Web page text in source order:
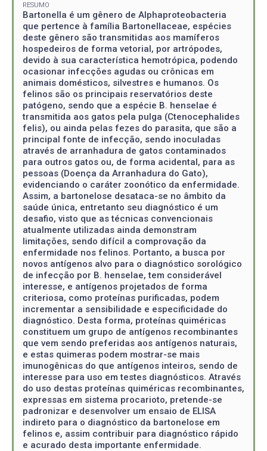
RESUMO
Bartonella é um gênero de Alphaproteobacteria
que pertence à família Bartonellaceae, espécies
deste gênero são transmitidas aos mamíferos
hospedeiros de forma vetorial, por artrópodes,
devido à sua característica hemotrópica, podendo
ocasionar infecções agudas ou crônicas em
animais domésticos, silvestres e humanos. Os
felinos são os principais reservatórios deste
patógeno, sendo que a espécie B. henselae é
transmitida aos gatos pela pulga (Ctenocephalides
felis), ou ainda pelas fezes do parasita, que são a
principal fonte de infecção, sendo inoculadas
através de arranhadura de gatos contaminados
para outros gatos ou, de forma acidental, para as
pessoas (Doença da Arranhadura do Gato),
evidenciando o caráter zoonótico da enfermidade.
Assim, a bartonelose desataca-se no âmbito da
saúde única, entretanto seu diagnóstico é um
desafio, visto que as técnicas convencionais
atualmente utilizadas ainda demonstram
limitações, sendo difícil a comprovação da
enfermidade nos felinos. Portanto, a busca por
novos antígenos alvo para o diagnóstico sorológico
de infecção por B. henselae, tem considerável
interesse, e antígenos projetados de forma
criteriosa, como proteínas purificadas, podem
incrementar a sensibilidade e especificidade do
diagnóstico. Desta forma, proteínas quiméricas
constituem um grupo de antígenos recombinantes
que vem sendo preferidas aos antígenos naturais,
e estas quimeras podem mostrar-se mais
imunogênicas do que antígenos inteiros, sendo de
interesse para uso em testes diagnósticos. Através
do uso destas proteínas quiméricas recombinantes,
expressas em sistema procarioto, pretende-se
padronizar e desenvolver um ensaio de ELISA
indireto para o diagnóstico da bartonelose em
felinos e, assim contribuir para diagnóstico rápido
e acurado desta importante enfermidade.